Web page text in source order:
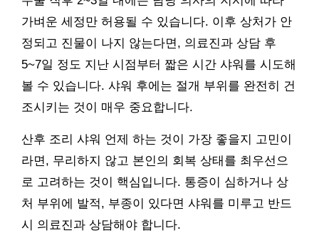
가벼운 세정만 허용될 수 있습니다. 이후 상처가 안
정되고 진물이 나지 않는다면, 의료진과 상담 후
5~7일 정도 지난 시점부터 짧은 시간 샤워를 시도해
볼 수 있습니다. 샤워 후에는 절개 부위를 완전히 건
조시키는 것이 매우 중요합니다.
산후 조리 샤워 언제 하는 것이 가장 좋을지 고민이
라면, 무리하지 않고 본인의 회복 상태를 최우선으
로 고려하는 것이 핵심입니다. 통증이 심하거나 상
처 부위에 발적, 부종이 있다면 샤워를 미루고 반드
시 의료진과 상담해야 합니다.